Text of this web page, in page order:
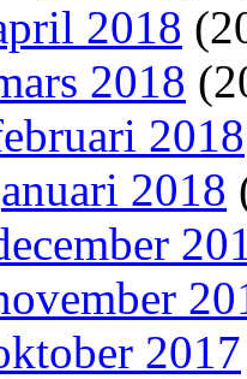
2018
2018
2018
2018
2017